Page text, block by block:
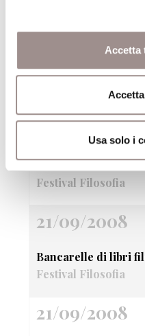
Accetta
Usa solo i
Festival Filosofia
21/09/2008
Aquiloni Voli
costruzione
Per ragazzi dai 12 anni
Festival Filosofia
21/09/2008
Bancarelle di libri
Festival Filosofia
21/09/2008